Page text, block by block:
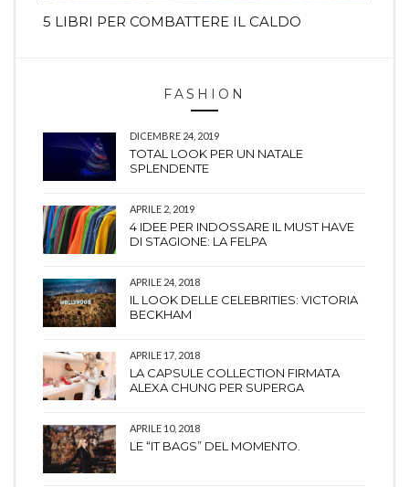
5 LIBRI PER COMBATTERE IL CALDO
FASHION
DICEMBRE 24, 2019
TOTAL LOOK PER UN NATALE
SPLENDENTE
APRILE 2, 2019
4 IDEE PER INDOSSARE IL MUST HAVE
DI STAGIONE: LA FELPA
APRILE 24, 2018
IL LOOK DELLE CELEBRITIES: VICTORIA
BECKHAM
APRILE 17, 2018
LA CAPSULE COLLECTION FIRMATA
ALEXA CHUNG PER SUPERGA
APRILE 10, 2018
LE “IT BAGS” DEL MOMENTO.